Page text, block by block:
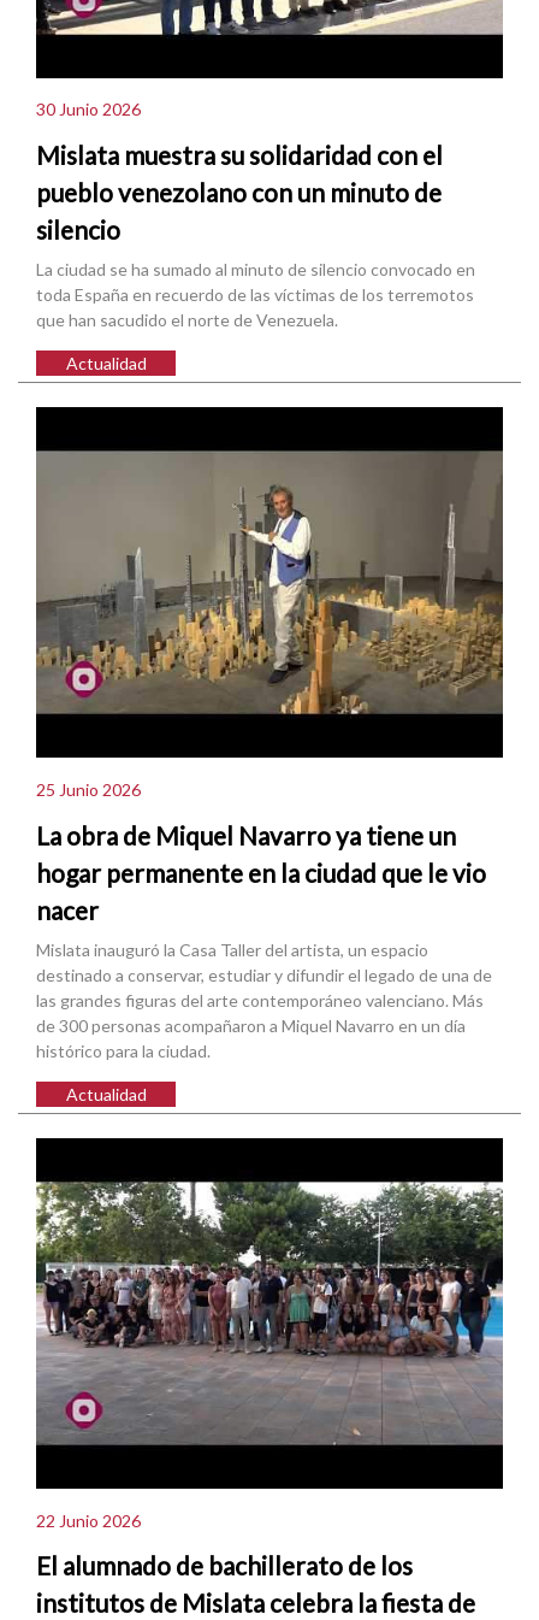
30 Junio 2026
Mislata muestra su solidaridad con el
pueblo venezolano con un minuto de
silencio
La ciudad se ha sumado al minuto de silencio convocado en
toda España en recuerdo de las víctimas de los terremotos
que han sacudido el norte de Venezuela.
Actualidad
25 Junio 2026
La obra de Miquel Navarro ya tiene un
hogar permanente en la ciudad que le vio
nacer
Mislata inauguró la Casa Taller del artista, un espacio
destinado a conservar, estudiar y difundir el legado de una de
las grandes figuras del arte contemporáneo valenciano. Más
de 300 personas acompañaron a Miquel Navarro en un día
histórico para la ciudad.
Actualidad
22 Junio 2026
El alumnado de bachillerato de los
institutos de Mislata celebra la fiesta de